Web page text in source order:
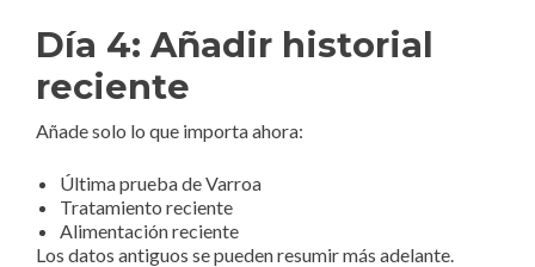
Día 4: Añadir historial
reciente
Añade solo lo que importa ahora:
Última prueba de Varroa
Tratamiento reciente
Alimentación reciente
Los datos antiguos se pueden resumir más adelante.